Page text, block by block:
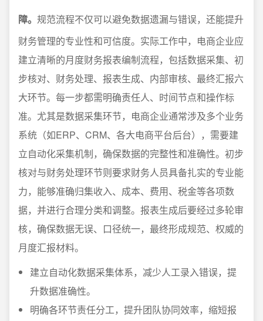
障。 规范流程不仅可以避免数据遗漏与错误，还能提升
财务管理的专业性和可信度。实际工作中，电商企业应
建立清晰的月度财务报表编制流程，包括数据采集、初
步核对、财务处理、报表生成、内部审核、最终汇报六
大环节。每一步都需明确责任人、时间节点和操作标
准。尤其是数据采集环节，电商企业通常涉及多个业务
系统（如ERP、CRM、各大电商平台后台），需要建
立自动化采集机制，确保数据的完整性和准确性。初步
核对与财务处理环节则要求财务人员具备扎实的专业能
力，能够准确归集收入、成本、费用、税金等各项数
据，并进行合理分类和调整。报表生成后要经过多轮审
核，确保数据无误、口径统一，最终形成规范、权威的
月度汇报材料。
建立自动化数据采集体系，减少人工录入错误，提
升数据准确性。
明确各环节责任分工，提升团队协同效率，缩短报